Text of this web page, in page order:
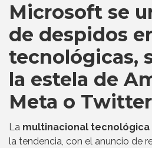
Microsoft se
de despidos
tecnológicas,
la estela de
Meta o Twitter
La multinacional tecnológica
la tendencia, con el anuncio de